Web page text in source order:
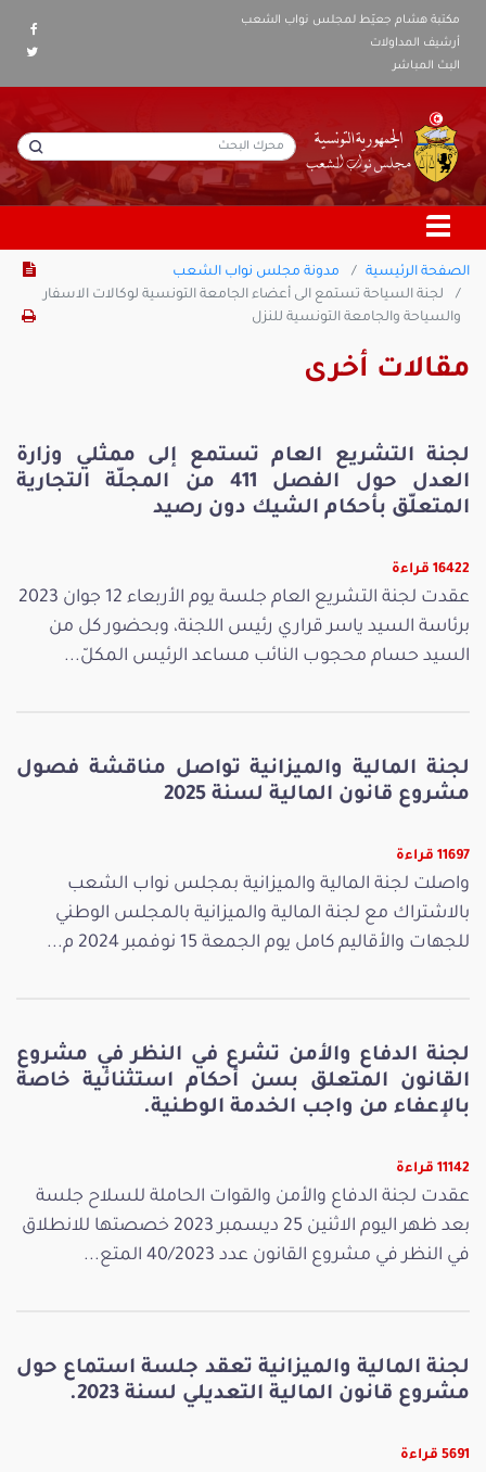
مكتبة هشام جعيّط لمجلس نواب الشعب
أرشيف المداولات
البث المباشر
الصفحة الرئيسية
مدونة مجلس نواب الشعب
لجنة السياحة تستمع الى أعضاء الجامعة التونسية لوكالات الاسفار
والسياحة والجامعة التونسية للنزل
مقالات أخرى
لجنة التشريع العام تستمع إلى ممثلي وزارة
العدل حول الفصل 411 من المجلّة التجارية
المتعلّق بأحكام الشيك دون رصيد
16422 قراءة
عقدت لجنة التشريع العام جلسة يوم الأربعاء 12 جوان 2023
برئاسة السيد ياسر قراري رئيس اللجنة، وبحضور كل من
السيد حسام محجوب النائب مساعد الرئيس المكلّ...
لجنة المالية والميزانية تواصل مناقشة فصول
مشروع قانون المالية لسنة 2025
11697 قراءة
واصلت لجنة المالية والميزانية بمجلس نواب الشعب
بالاشتراك مع لجنة المالية والميزانية بالمجلس الوطني
للجهات والأقاليم كامل يوم الجمعة 15 نوفمبر 2024 م...
لجنة الدفاع والأمن تشرع في النظر في مشروع
القانون المتعلق بسن أحكام استثنائية خاصة
بالإعفاء من واجب الخدمة الوطنية.
11142 قراءة
عقدت لجنة الدفاع والأمن والقوات الحاملة للسلاح جلسة
بعد ظهر اليوم الاثنين 25 ديسمبر 2023 خصصتها للانطلاق
في النظر في مشروع القانون عدد 40/2023 المتع...
لجنة المالية والميزانية تعقد جلسة استماع حول
مشروع قانون المالية التعديلي لسنة 2023.
5691 قراءة